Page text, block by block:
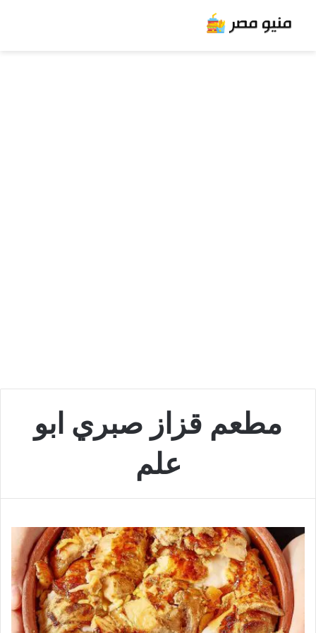
مطعم قزاز صبري ابو
علم